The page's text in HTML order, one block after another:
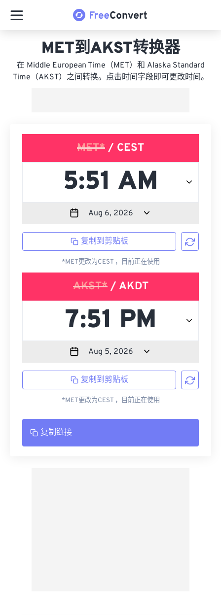
MET到AKST转换器
在 Middle European Time（MET）和 Alaska Standard
Time（AKST）之间转换。点击时间字段即可更改时间。
MET* / CEST
复制到剪贴板
*MET更改为CEST ，目前正在使用
AKST*/ AKDT
复制到剪贴板
*MET更改为CEST ，目前正在使用
复制链接